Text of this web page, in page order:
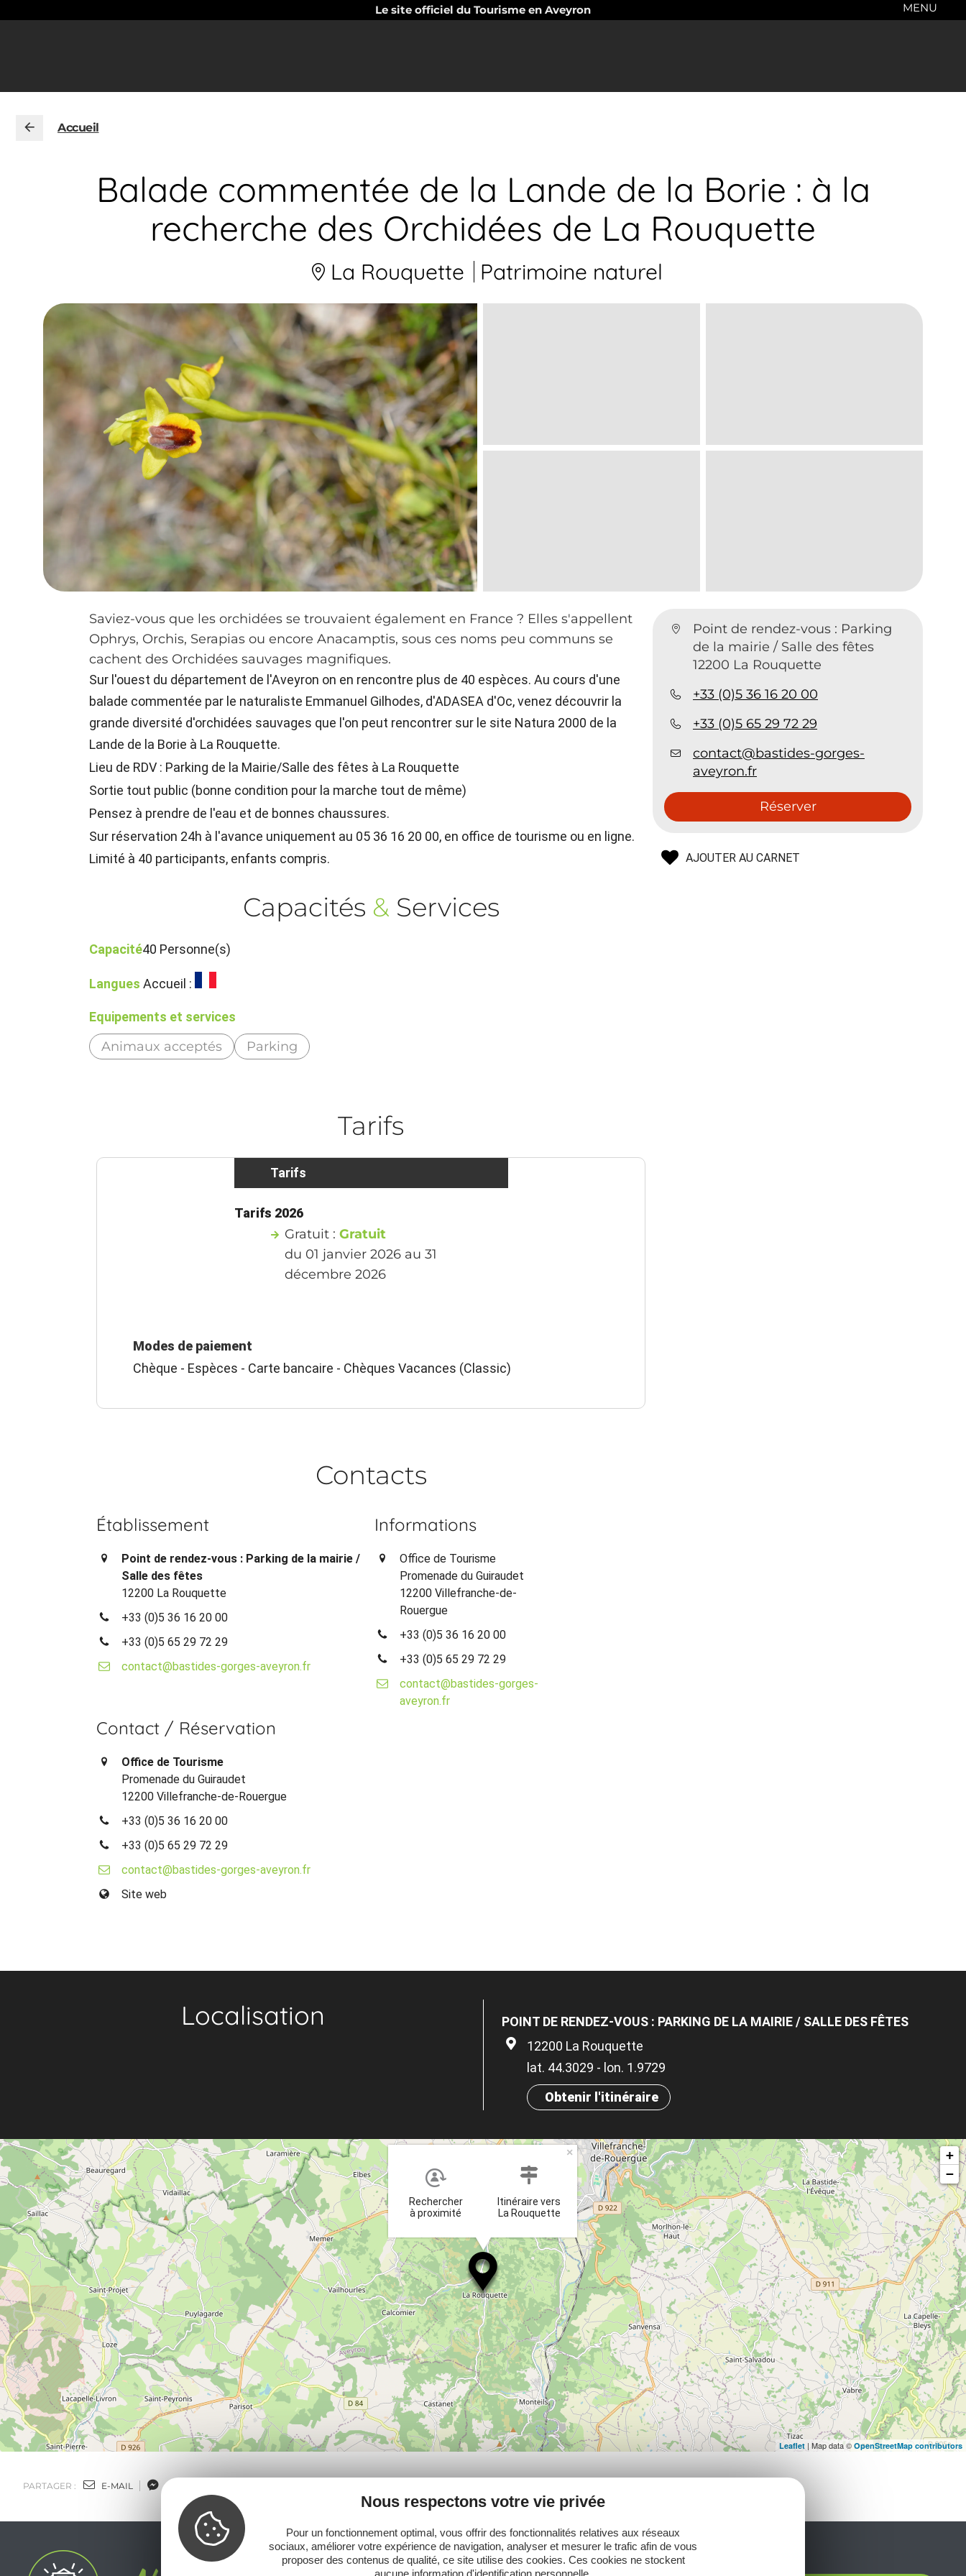
Le site officiel du Tourisme en Aveyron MENU
Accueil
Balade commentée de la Lande de la Borie : à la
recherche des Orchidées de La Rouquette
La Rouquette Patrimoine naturel
Point de rendez-vous : Parking
de la mairie / Salle des fêtes
12200 La Rouquette
+33 (0)5 36 16 20 00
+33 (0)5 65 29 72 29
contact@bastides-gorges-
aveyron.fr
Réserver
AJOUTER AU CARNET
Saviez-vous que les orchidées se trouvaient également en France ? Elles s'appellent
Ophrys, Orchis, Serapias ou encore Anacamptis, sous ces noms peu communs se
cachent des Orchidées sauvages magnifiques.
Sur l'ouest du département de l'Aveyron on en rencontre plus de 40 espèces. Au cours d'une
balade commentée par le naturaliste Emmanuel Gilhodes, d'ADASEA d'Oc, venez découvrir la
grande diversité d'orchidées sauvages que l'on peut rencontrer sur le site Natura 2000 de la
Lande de la Borie à La Rouquette.
Lieu de RDV : Parking de la Mairie/Salle des fêtes à La Rouquette
Sortie tout public (bonne condition pour la marche tout de même)
Pensez à prendre de l'eau et de bonnes chaussures.
Sur réservation 24h à l'avance uniquement au 05 36 16 20 00, en office de tourisme ou en ligne.
Limité à 40 participants, enfants compris.
Capacités & Services
Capacité40 Personne(s)
Langues Accueil :
Equipements et services
Animaux acceptés Parking
Tarifs
Tarifs
Tarifs 2026
Gratuit : Gratuit
du 01 janvier 2026 au 31
décembre 2026
Modes de paiement
Chèque - Espèces - Carte bancaire - Chèques Vacances (Classic)
Contacts
Établissement
Point de rendez-vous : Parking de la mairie /
Salle des fêtes
12200 La Rouquette
+33 (0)5 36 16 20 00
+33 (0)5 65 29 72 29
contact@bastides-gorges-aveyron.fr
Informations
Office de Tourisme
Promenade du Guiraudet
12200 Villefranche-de-
Rouergue
+33 (0)5 36 16 20 00
+33 (0)5 65 29 72 29
contact@bastides-gorges-
aveyron.fr
Contact / Réservation
Office de Tourisme
Promenade du Guiraudet
12200 Villefranche-de-Rouergue
+33 (0)5 36 16 20 00
+33 (0)5 65 29 72 29
contact@bastides-gorges-aveyron.fr
Site web
Localisation
POINT DE RENDEZ-VOUS : PARKING DE LA MAIRIE / SALLE DES FÊTES
12200 La Rouquette
lat. 44.3029 - lon. 1.9729
Obtenir l'itinéraire
Rechercher
à proximité
Itinéraire vers
La Rouquette
×
+
−
Leaflet | Map data © OpenStreetMap contributors
PARTAGER : E-MAIL MESSENGER
Nous respectons votre vie privée
Pour un fonctionnement optimal, vous offrir des fonctionnalités relatives aux réseaux
sociaux, améliorer votre expérience de navigation, analyser et mesurer le trafic afin de vous
proposer des contenus de qualité, ce site utilise des cookies. Ces cookies ne stockent